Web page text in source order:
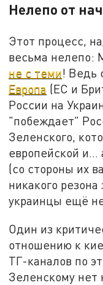
Нелепо от
Этот процесс,
весьма нелепо:
не с теми! Ведь
Европа (ЕС и
России на
"побеждает"
Зеленского,
европейской и…
(со стороны их
никакого резона
украинцы ещё
Один из
отношению к
ТГ-каналов по
Зеленскому нет